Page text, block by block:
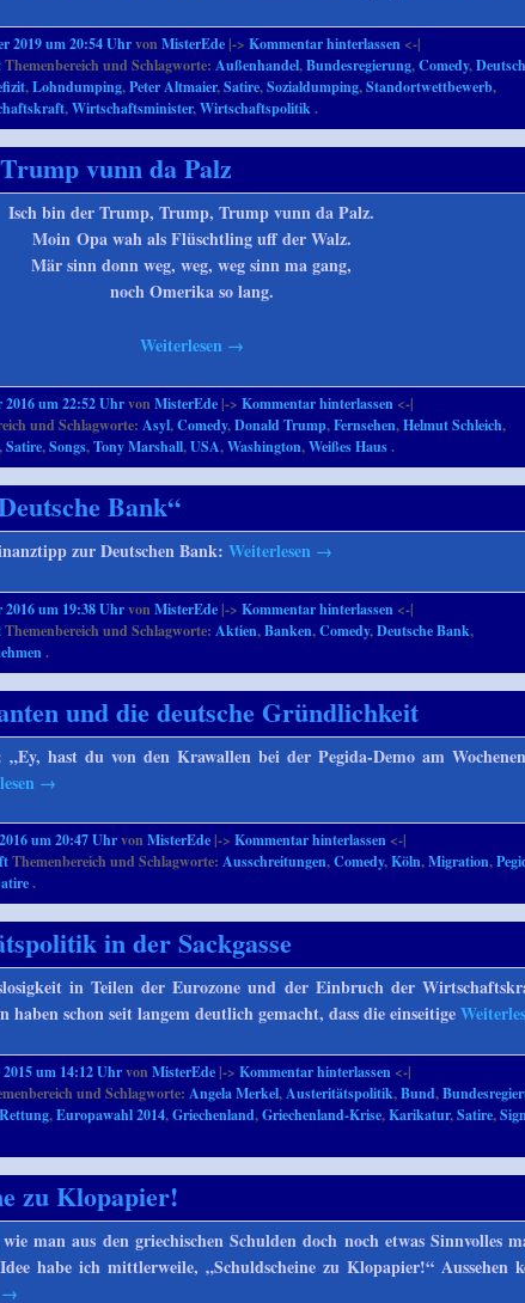
2019 um 20:54 UhrvonMisterEde |->Kommentar hinterlassen <-|
Themenbereich und Schlagworte:Außenhandel,Bundesregierung,Comedy,
,Lohndumping,Peter Altmaier,Satire,Sozialdumping,Standortwettbewerb,
,Wirtschaftsminister,Wirtschaftspolitik.
vunn da Palz
Isch bin der Trump, Trump, Trump vunn da Palz.
Moin Opa wah als Flüschtling uff der Walz.
Mär sinn donn weg, weg, weg sinn ma gang,
noch Omerika so lang.
Weiterlesen →
2016 um 22:52 UhrvonMisterEde |->Kommentar hinterlassen <-|
und Schlagworte:Asyl,Comedy,Donald Trump,Fernsehen,Helmut Schleich,
,Satire,Songs,Tony Marshall,USA,Washington,Weißes Haus.
Bank“
zur Deutschen Bank:Weiterlesen →
2016 um 19:38 UhrvonMisterEde |->Kommentar hinterlassen <-|
Themenbereich und Schlagworte:Aktien,Banken,Comedy,Deutsche Bank,
.
und die deutsche Gründlichkeit
hast du von den Krawallen bei der Pegida-Demo am
→
um 20:47 UhrvonMisterEde |->Kommentar hinterlassen <-|
Themenbereich und Schlagworte:Ausschreitungen,Comedy,Köln,Migration,
.
in der Sackgasse
in Teilen der Eurozone und der Einbruch der
haben schon seit langem deutlich gemacht, dass die einseitige
2015 um 14:12 UhrvonMisterEde |->Kommentar hinterlassen <-|
und Schlagworte:Angela Merkel,Austeritätspolitik,Bund,
,Europawahl 2014,Griechenland,Griechenland-Krise,Karikatur,Satire,
zu Klopapier!
man aus den griechischen Schulden doch noch etwas Sinnvolles
habe ich mittlerweile, „Schuldscheine zu Klopapier!“ Aussehen
→